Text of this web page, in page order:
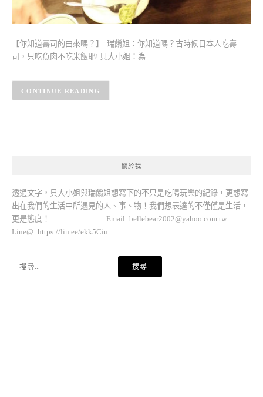
【你知道壽司的由來嗎？】 瑞餚姐：你知道嗎？古時候日本人吃壽
司，只吃魚肉不吃米飯耶! 貝大小姐：為…
CONTINUE READING
關於我
透過文字，貝大小姐與瑞餚姐想寫下的不只是吃喝玩樂的紀錄，更想寫
出在我們的生活中所遇見的人、事、物！我們想表達的不僅僅是生活，
更是態度！ Email: bellebear2002@yahoo.com.tw
Line@: https://lin.ee/ekk5Ciu